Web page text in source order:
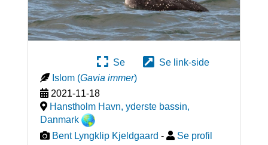
Se
Se link-side
Islom (Gavia immer)
2021-11-18
Hanstholm Havn, yderste bassin,
Danmark
Bent Lyngklip Kjeldgaard - Se profil